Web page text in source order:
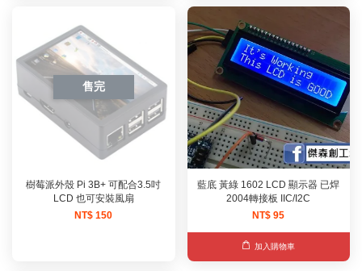
售完
樹莓派外殼 Pi 3B+ 可配合3.5吋
LCD 也可安裝風扇
NT$ 150
藍底 黃綠 1602 LCD 顯示器 已焊
2004轉接板 IIC/I2C
NT$ 95
加入購物車